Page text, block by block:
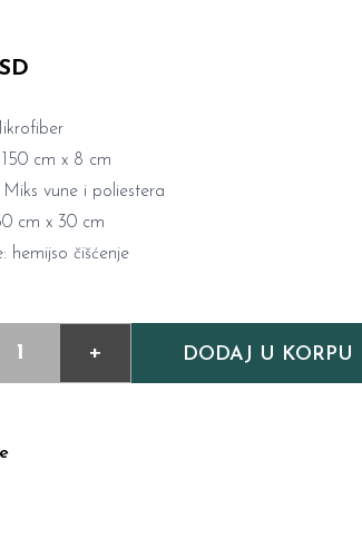
150 cm x 8 cm
vune i poliestera
cm x 30 cm
hemijso čišćenje
+ DODAJ U KORPU